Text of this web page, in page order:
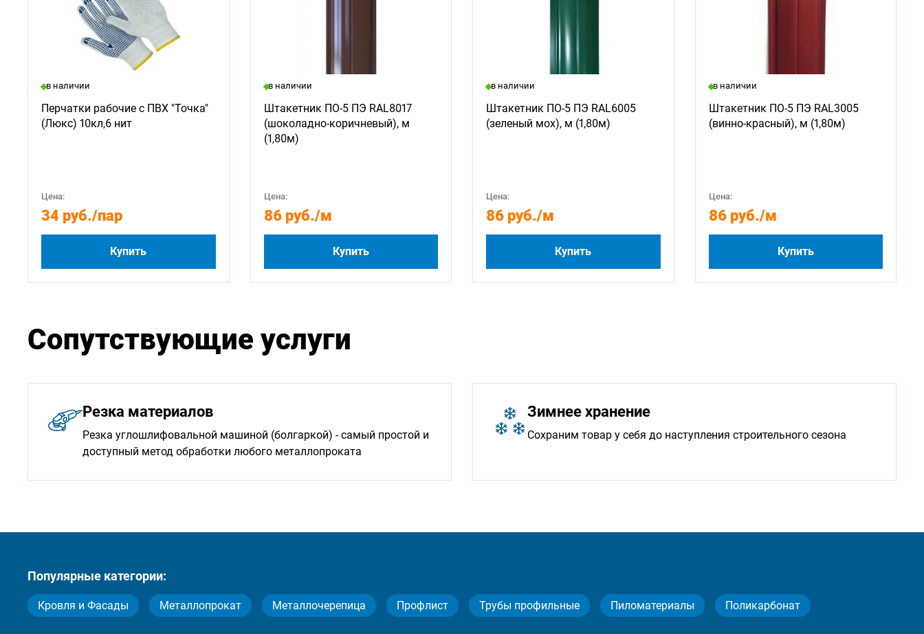
в наличии
Перчатки рабочие с ПВХ "Точка"
(Люкс) 10кл,6 нит
Цена:
34 руб./пар
Купить
в наличии
Штакетник ПО-5 ПЭ RAL8017
(шоколадно-коричневый), м
(1,80м)
Цена:
86 руб./м
Купить
в наличии
Штакетник ПО-5 ПЭ RAL6005
(зеленый мох), м (1,80м)
Цена:
86 руб./м
Купить
в наличии
Штакетник ПО-5 ПЭ RAL3005
(винно-красный), м (1,80м)
Цена:
86 руб./м
Купить
Сопутствующие услуги
Резка материалов
Резка углошлифовальной машиной (болгаркой) - самый простой и
доступный метод обработки любого металлопроката
Зимнее хранение
Сохраним товар у себя до наступления строительного сезона
Популярные категории:
Кровля и Фасады Металлопрокат Металлочерепица Профлист Трубы профильные Пиломатериалы Поликарбонат